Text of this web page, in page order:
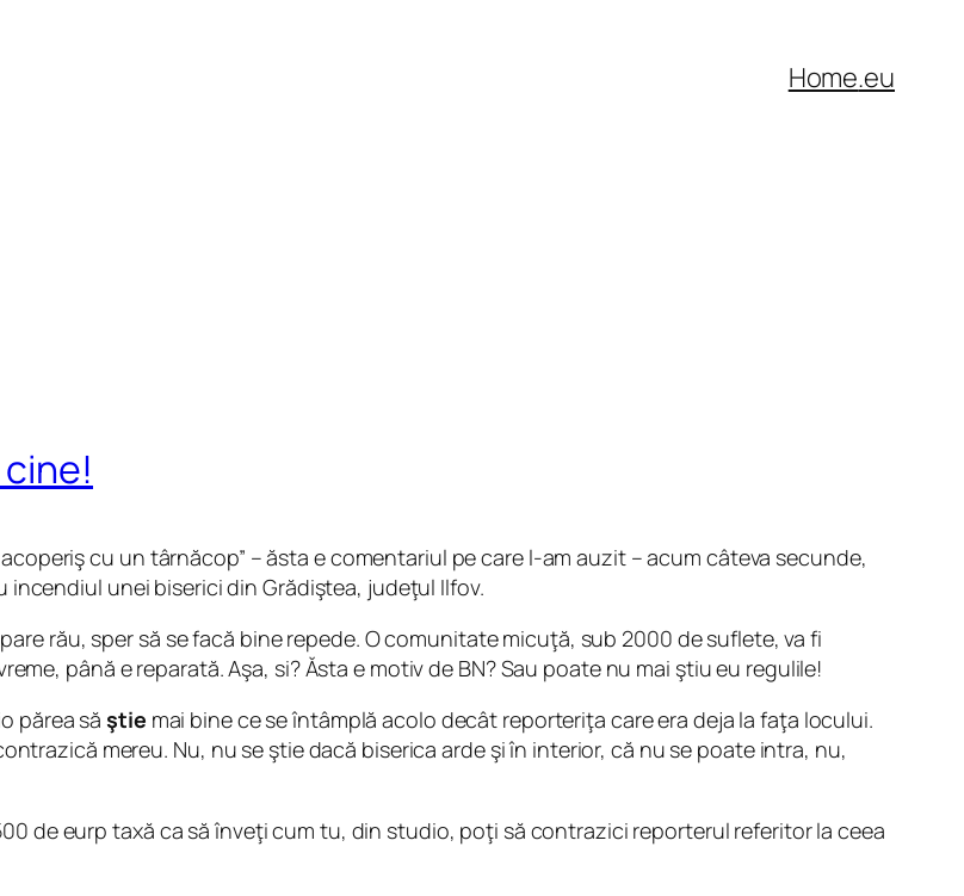
Home.eu
cu un târnăcop” – ăsta e comentariul pe care l-am auzit – acum câteva secunde,
unei biserici din Grădiştea, judeţul Ilfov.
rău, sper să se facă bine repede. O comunitate micuţă, sub 2000 de suflete, va fi
până e reparată. Aşa, si? Ăsta e motiv de BN? Sau poate nu mai ştiu eu regulile!
părea săştie mai bine ce se întâmplă acolo decât reporteriţa care era deja la faţa locului.
mereu. Nu, nu se ştie dacă biserica arde şi în interior, că nu se poate intra, nu,
de eurp taxă ca să înveţi cum tu, din studio, poţi să contrazici reporterul referitor la ceea